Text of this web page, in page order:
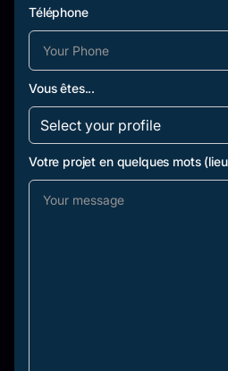
Téléphone
Vous êtes...
Votre projet en quelques mots